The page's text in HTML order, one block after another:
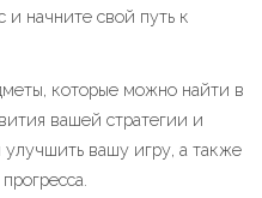
начните свой путь к
которые можно найти в
вашей стратегии и
вашу игру, а также